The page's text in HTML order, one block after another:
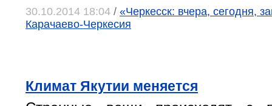
30.10.2014 18:04 / «Черкесск: вчера, сегодня,
Карачаево-Черкесия
Климат Якутии меняется